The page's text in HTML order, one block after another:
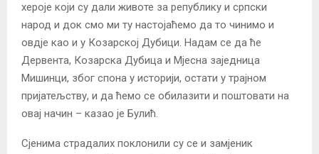
хероје који су дали животе за републику и српски
народ и док смо ми ту настојаћемо да то чинимо и
овдје као и у Козарској Дубици. Надам се да ће
Дервента, Козарска Дубица и Мјесна заједница
Мишинци, због спона у историји, остати у трајном
пријатељству, и да ћемо се обилазити и поштовати на
овај начин – казао је Булић.
Сјенима страдалих поклонили су се и замјеник